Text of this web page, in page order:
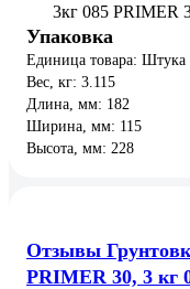
3кг 085 PRIMER
Упаковка
Единица товара: Штука
Вес, кг: 3.115
Длина, мм: 182
Ширина, мм: 115
Высота, мм: 228
Отзывы
PRIMER 30, 3 кг